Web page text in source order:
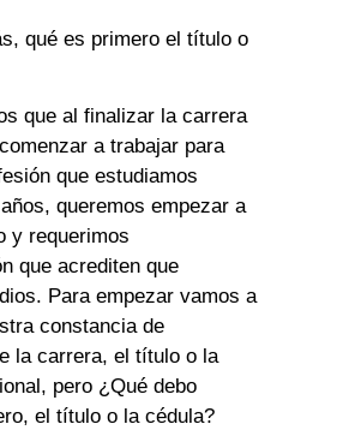
qué es primero el título o
que al finalizar la carrera
a trabajar para
que estudiamos
queremos empezar a
y requerimos
que acrediten que
Para empezar vamos a
constancia de
la carrera, el título o la
pero ¿Qué debo
el título o la cédula?